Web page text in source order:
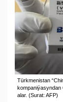
Türkmenistan
kompaniýasyndan
alar. (Surat: AFP)